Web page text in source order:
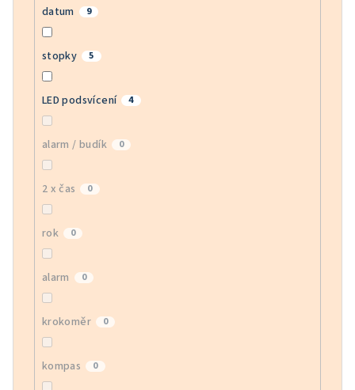
datum 9
stopky 5
LED podsvícení 4
alarm / budík 0
2 x čas 0
rok 0
alarm 0
krokoměr 0
kompas 0